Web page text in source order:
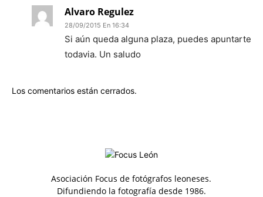
Alvaro Regulez
28/09/2015 En 16:34
Si aún queda alguna plaza, puedes apuntarte
todavia. Un saludo
Los comentarios están cerrados.
Asociación Focus de fotógrafos leoneses.
Difundiendo la fotografía desde 1986.